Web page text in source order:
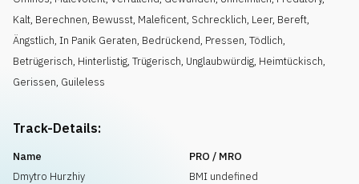
Kalt, Berechnen, Bewusst, Maleficent, Schrecklich, Leer, Bereft,
Ängstlich, In Panik Geraten, Bedrückend, Pressen, Tödlich,
Betrügerisch, Hinterlistig, Trügerisch, Unglaubwürdig, Heimtückisch,
Gerissen, Guileless
Track-Details:
Name
Dmytro Hurzhiy
PRO / MRO
BMI undefined